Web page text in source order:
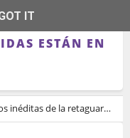
"PARA
ESTÁN EN
republicana: "Para llevar 86 años escondidas están en buen estado"
IT